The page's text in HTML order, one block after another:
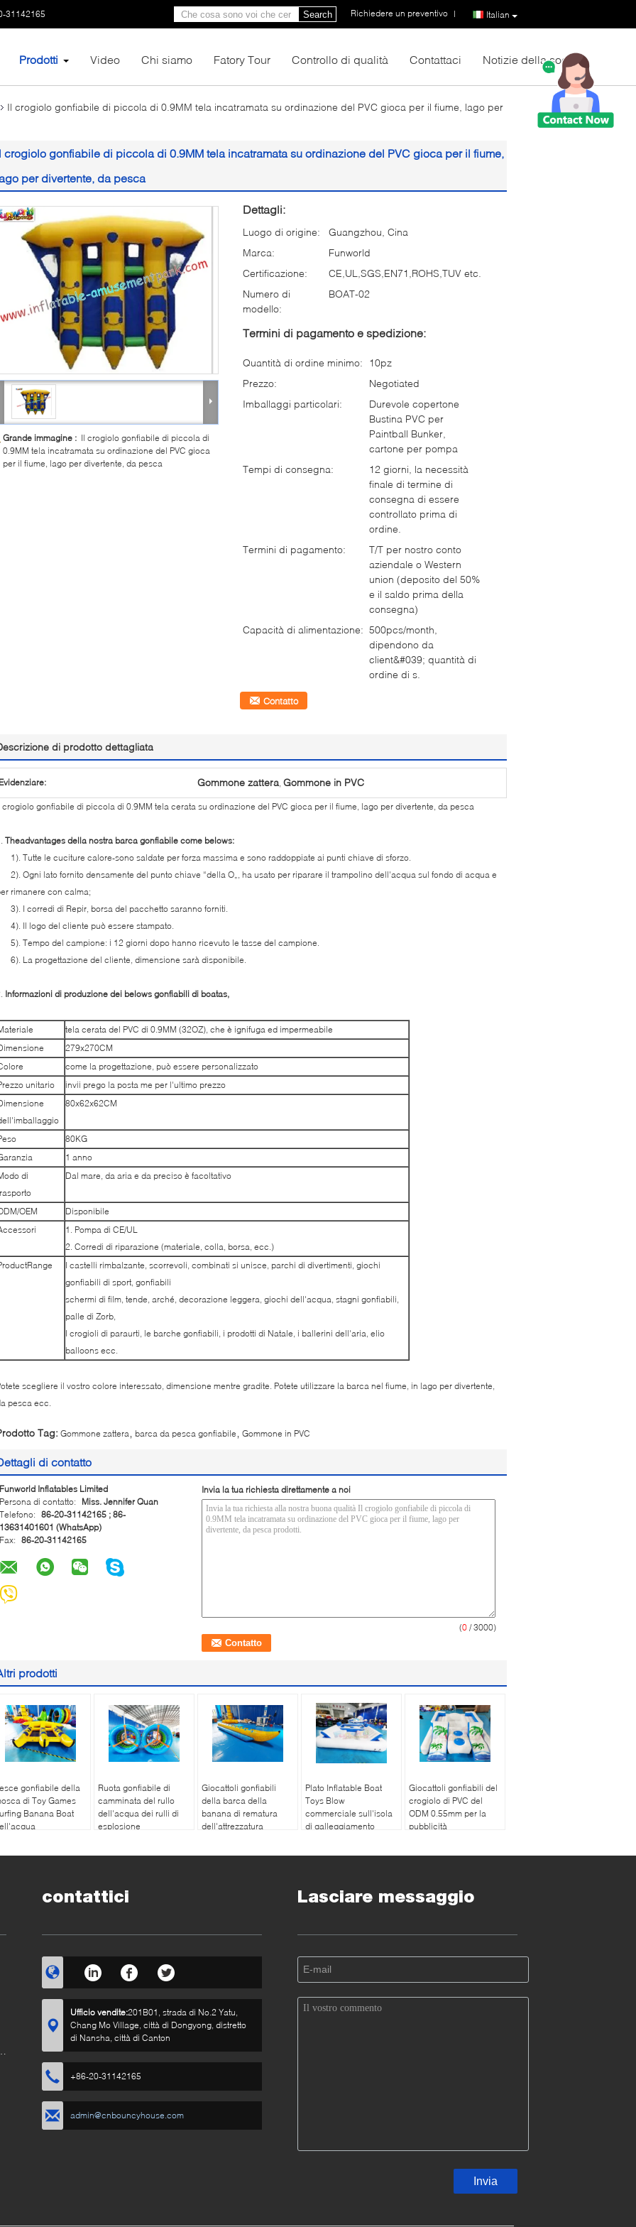
31142165 Italian
Richiedere un preventivo |
Search
Prodotti Video Chi siamo Fatory Tour Controllo di qualità Contattaci Notizie della società
Il crogiolo gonfiabile di piccola di 0.9MM tela incatramata su ordinazione del PVC gioca per il fiume, lago per
crogiolo gonfiabile di piccola di 0.9MM tela incatramata su ordinazione del PVC gioca per il fiume,
per divertente, da pesca
Grande immagine : Il crogiolo gonfiabile di piccola di
0.9MM tela incatramata su ordinazione del PVC gioca
per il fiume, lago per divertente, da pesca
Dettagli:
Luogo di origine:
Guangzhou, Cina
Marca:
Funworld
Certificazione:
CE,UL,SGS,EN71,ROHS,TUV etc.
Numero di
modello:
BOAT-02
Termini di pagamento e spedizione:
Quantità di ordine minimo:
10pz
Prezzo:
Negotiated
Imballaggi particolari:
Durevole copertone
Bustina PVC per
Paintball Bunker,
cartone per pompa
Tempi di consegna:
12 giorni, la necessità
finale di termine di
consegna di essere
controllato prima di
ordine.
Termini di pagamento:
T/T per nostro conto
aziendale o Western
union (deposito del 50%
e il saldo prima della
consegna)
Capacità di alimentazione: 500pcs/month,
dipendono da
client&#039; quantità di
ordine di s.
Contatto
di prodotto dettagliata
Gommone zattera, Gommone in PVC
crogiolo gonfiabile di piccola di 0.9MM tela cerata su ordinazione del PVC gioca per il fiume, lago per divertente, da pesca
Theadvantages della nostra barca gonfiabile come belows:
Tutte le cuciture calore-sono saldate per forza massima e sono raddoppiate ai punti chiave di sforzo.
Ogni lato fornito densamente del punto chiave “della O„, ha usato per riparare il trampolino dell'acqua sul fondo di acqua e
rimanere con calma;
I corredi di Repir, borsa del pacchetto saranno forniti.
Il logo del cliente può essere stampato.
Tempo del campione: i 12 giorni dopo hanno ricevuto le tasse del campione.
La progettazione del cliente, dimensione sarà disponibile.
Informazioni di produzione dei belows gonfiabili di boatas,
tela cerata del PVC di 0.9MM (32OZ), che è ignifuga ed impermeabile
279x270CM
come la progettazione, può essere personalizzato
unitario
invii prego la posta me per l'ultimo prezzo
80x62x62CM
80KG
1 anno
di
Dal mare, da aria e da preciso è facoltativo
OEM
Disponibile
1. Pompa di CE/UL
2. Corredi di riparazione (materiale, colla, borsa, ecc.)
I castelli rimbalzante, scorrevoli, combinati si unisce, parchi di divertimenti, giochi
gonfiabili di sport, gonfiabili
schermi di film, tende, arché, decorazione leggera, giochi dell'acqua, stagni gonfiabili,
palle di Zorb,
I crogioli di paraurti, le barche gonfiabili, i prodotti di Natale, i ballerini dell'aria, elio
balloons ecc.
scegliere il vostro colore interessato, dimensione mentre gradite. Potete utilizzare la barca nel fiume, in lago per divertente,
pesca ecc.
Tag: Gommone zattera barca da pesca gonfiabile Gommone in PVC
di contatto
Funworld Inflatables Limited
Persona di contatto:
Miss. Jennifer Quan
Telefono: 86-20-31142165 ; 86-
13631401601 (WhatsApp)
Fax: 86-20-31142165
Invia la tua richiesta direttamente a noi
(0 / 3000)
prodotti
gonfiabile della
di Toy Games
Banana Boat
Ruota gonfiabile di
camminata del rullo
dell'acqua dei rulli di
esplosione
Giocattoli gonfiabili
della barca della
banana di rematura
dell'attrezzatura
Plato Inflatable Boat
Toys Blow
commerciale sull'isola
di galleggiamento
Giocattoli gonfiabili del
crogiolo di PVC del
ODM 0.55mm per la
pubblicità
contattici
Ufficio vendite:201B01, strada di No.2 Yatu,
Chang Mo Village, città di Dongyong, distretto
di Nansha, città di Canton
+86-20-31142165
admin@cnbouncyhouse.com
Lasciare messaggio